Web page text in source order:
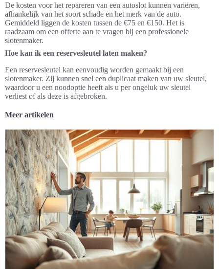
De kosten voor het repareren van een autoslot kunnen variëren,
afhankelijk van het soort schade en het merk van de auto.
Gemiddeld liggen de kosten tussen de €75 en €150. Het is
raadzaam om een offerte aan te vragen bij een professionele
slotenmaker.
Hoe kan ik een reservesleutel laten maken?
Een reservesleutel kan eenvoudig worden gemaakt bij een
slotenmaker. Zij kunnen snel een duplicaat maken van uw sleutel,
waardoor u een noodoptie heeft als u per ongeluk uw sleutel
verliest of als deze is afgebroken.
Meer artikelen